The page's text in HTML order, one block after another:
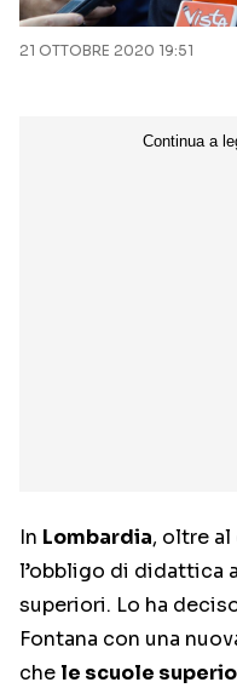
21 OTTOBRE 2020 19:51
In Lombardia, oltre
l’obbligo di didattica
superiori. Lo ha
Fontana con una
che le scuole